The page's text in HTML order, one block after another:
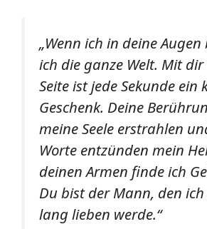
„Wenn ich in deine Augen
ich die ganze Welt. Mit
Seite ist jede Sekunde ein
Geschenk. Deine
meine Seele erstrahlen
Worte entzünden mein
deinen Armen finde ich
Du bist der Mann, den
lang lieben werde.“